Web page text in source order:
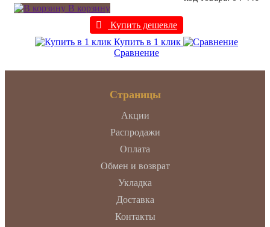
В корзину
Купить дешевле
Купить в 1 клик
Сравнение
Страницы
Акции
Распродажи
Оплата
Обмен и возврат
Укладка
Доставка
Контакты